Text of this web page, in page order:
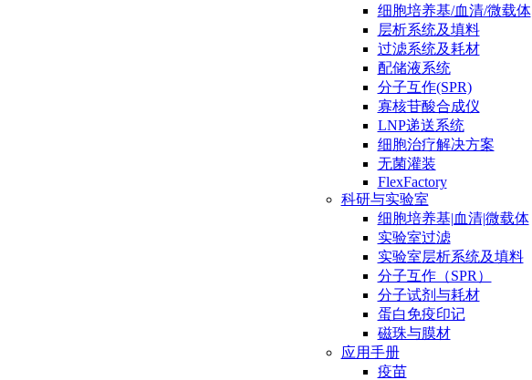
细胞培养基/血清/微载体
层析系统及填料
过滤系统及耗材
配储液系统
分子互作(SPR)
寡核苷酸合成仪
LNP递送系统
细胞治疗解决方案
无菌灌装
FlexFactory
科研与实验室
细胞培养基|血清|微载体
实验室过滤
实验室层析系统及填料
分子互作（SPR）
分子试剂与耗材
蛋白免疫印记
磁珠与膜材
应用手册
疫苗